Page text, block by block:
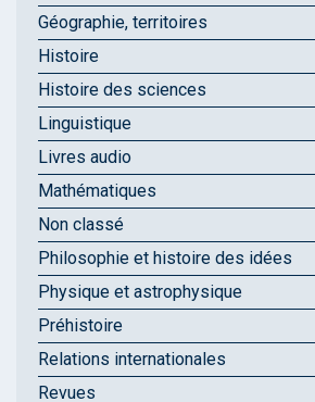
Géographie, territoires
Histoire
Histoire des sciences
Linguistique
Livres audio
Mathématiques
Non classé
Philosophie et histoire des idées
Physique et astrophysique
Préhistoire
Relations internationales
Revues